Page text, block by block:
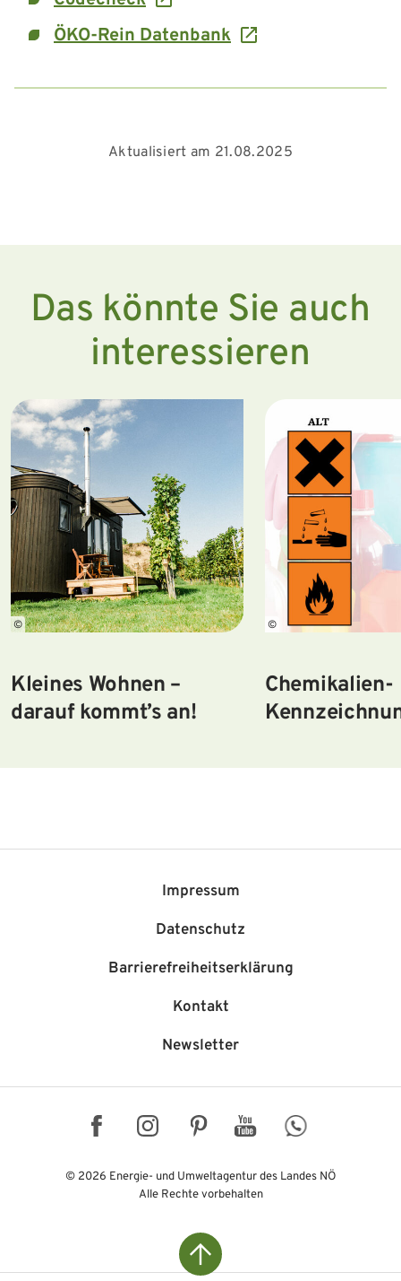
ÖKO-Rein Datenbank
Aktualisiert am 21.08.2025
Das könnte Sie auch
interessieren
©
Kleines Wohnen –
darauf kommt’s an!
©
Chemikalien-
Impressum
Datenschutz
Barriere­freiheits­erklärung
Kontakt
Newsletter
FacebookInstagramPinterestYouTubeWhatsApp
© 2026 Energie- und Umweltagentur des Landes NÖ
Alle Rechte vorbehalten